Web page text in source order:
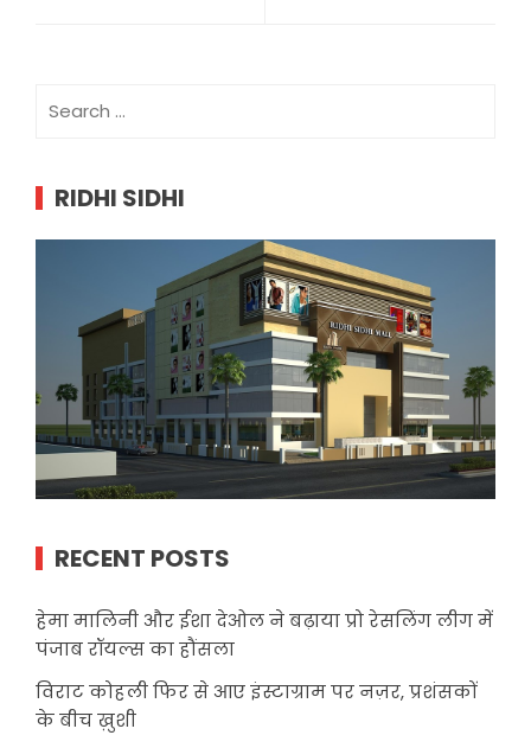
for:
RIDHI SIDHI
RECENT POSTS
हेमा मालिनी और ईशा देओल ने बढ़ाया प्रो रेसलिंग लीग में
पंजाब रॉयल्स का हौंसला
विराट कोहली फिर से आए इंस्टाग्राम पर नज़र, प्रशंसकों
के बीच ख़ुशी